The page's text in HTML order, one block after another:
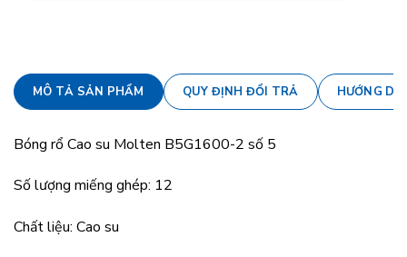
MÔ TẢ SẢN PHẨM QUY ĐỊNH ĐỔI TRẢ HƯỚNG
Bóng rổ Cao su Molten B5G1600-2 số 5
Số lượng miếng ghép: 12
Chất liệu: Cao su